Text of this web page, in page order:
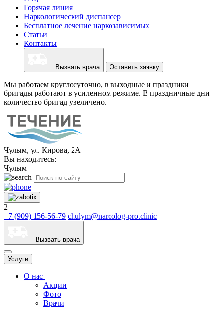
Горячая линия
Наркологический диспансер
Бесплатное лечение наркозависимых
Статьи
Контакты
Вызвать врача Оставить заявку
Мы работаем круглосуточно, в выходные и праздники
бригады работают в усиленном режиме. В праздничные дни
количество бригад увеличено.
Чулым, ул. Кирова, 2А
Вы находитесь:
Чулым
2
+7 (909) 156-56-79 chulym@narcolog-pro.clinic
Вызвать врача
Услуги
О нас
Акции
Фото
Врачи